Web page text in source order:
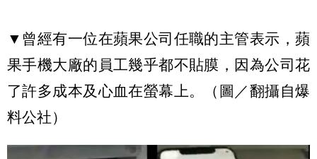
▼曾經有一位在蘋果公司任職的主管表示，蘋
果手機大廠的員工幾乎都不貼膜，因為公司花
了許多成本及心血在螢幕上。（圖／翻攝自爆
料公社）